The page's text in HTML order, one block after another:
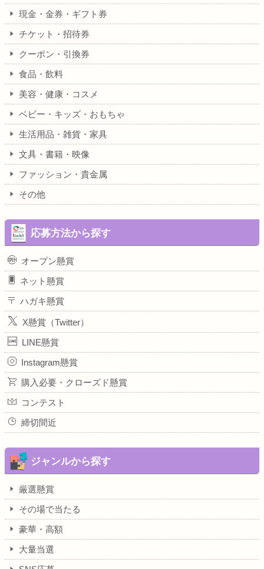
現金・金券・ギフト券
チケット・招待券
クーポン・引換券
食品・飲料
美容・健康・コスメ
ベビー・キッズ・おもちゃ
生活用品・雑貨・家具
文具・書籍・映像
ファッション・貴金属
その他
応募方法から探す
オープン懸賞
ネット懸賞
ハガキ懸賞
X懸賞（Twitter）
LINE懸賞
Instagram懸賞
購入必要・クローズド懸賞
コンテスト
締切間近
ジャンルから探す
厳選懸賞
その場で当たる
豪華・高額
大量当選